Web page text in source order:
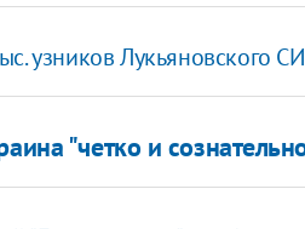
узников Лукьяновского
"четко и